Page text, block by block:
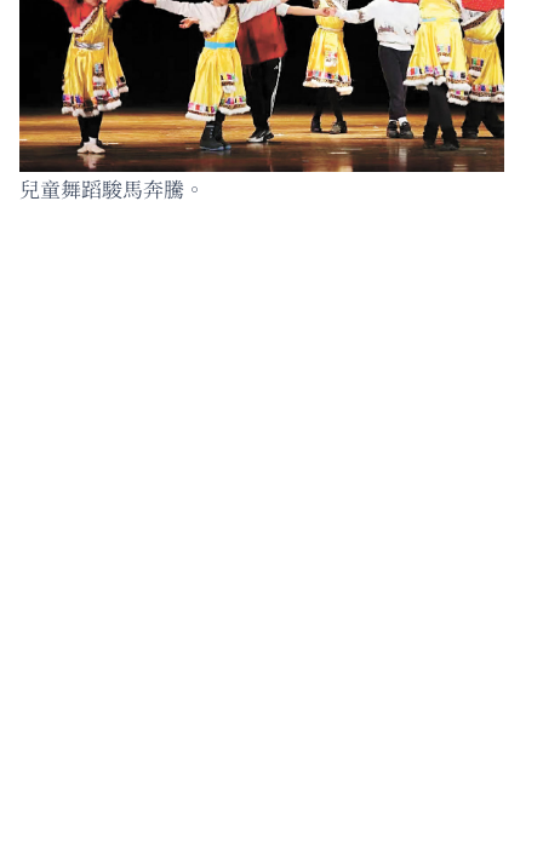
兒童舞蹈駿馬奔騰。